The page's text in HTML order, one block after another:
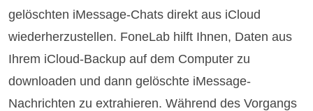
gelöschten iMessage-Chats direkt aus iCloud
wiederherzustellen. FoneLab hilft Ihnen, Daten aus
Ihrem iCloud-Backup auf dem Computer zu
downloaden und dann gelöschte iMessage-
Nachrichten zu extrahieren. Während des Vorgangs